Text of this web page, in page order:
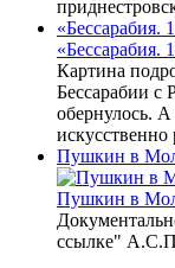
«Бессарабия.
«Бессарабия.
Картина
Бессарабии с
обернулось.
Пушкин в
Пушкин в
ссылке"